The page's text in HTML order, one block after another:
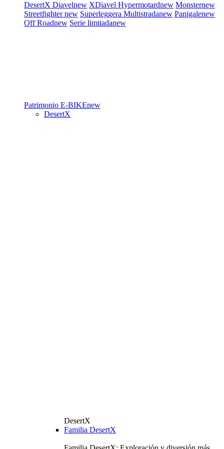
DesertX Diavelnew XDiavel Hypermotardnew Monsternew
Streetfighternew Superleggera Multistradanew Panigalenew
Off Roadnew Serie limitadanew
Patrimonio E-BIKEnew
DesertX
DesertX
Familia DesertX